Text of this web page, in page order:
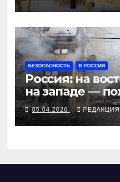
БЕЗОПАСНОСТЬ В РОССИИ
Россия: на
на западе —
05.04.2026 РЕДАКЦИЯ